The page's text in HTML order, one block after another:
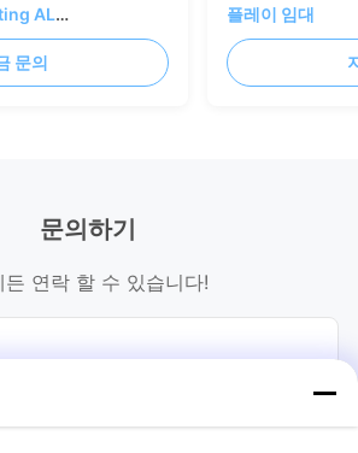
AL
문의
플레이 임대
문의하기
든 연락 할 수 있습니다!